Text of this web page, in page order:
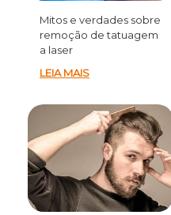
Mitos e verdades sobre
remoção de tatuagem
a laser
LEIA MAIS